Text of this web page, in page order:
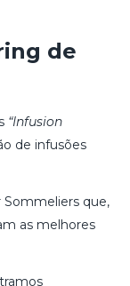
de
“Infusion
de infusões
Sommeliers que,
as melhores